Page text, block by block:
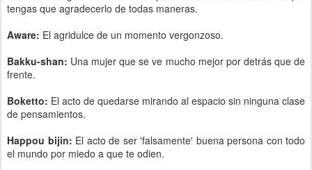
tengas que agradecerlo de todas maneras.
Aware: El agridulce de un momento vergonzoso.
Bakku-shan: Una mujer que se ve mucho mejor por detrás que de
frente.
Boketto: El acto de quedarse mirando al espacio sin ninguna clase
de pensamientos.
Happou bijin: El acto de ser 'falsamente' buena persona con todo
el mundo por miedo a que te odien.